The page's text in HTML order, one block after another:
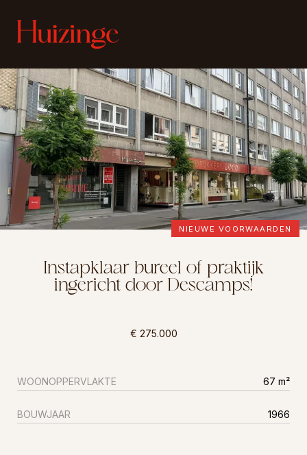
NIEUWE VOORWAARDEN
Instapklaar bureel of praktijk
ingericht door Descamps!
€ 275.000
WOONOPPERVLAKTE 67 m²
BOUWJAAR 1966